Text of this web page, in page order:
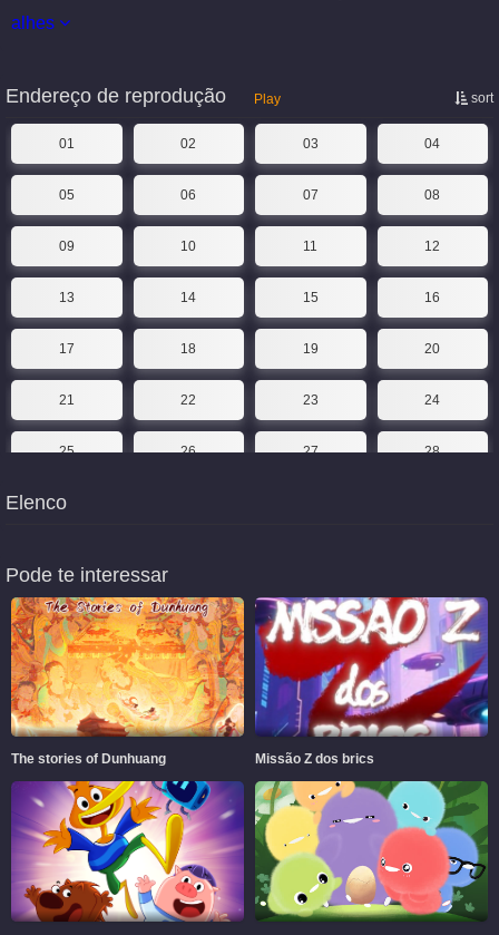
alhes
sort
Endereço de reprodução Play
01 02 03 04
05 06 07 08
09 10 11 12
13 14 15 16
17 18 19 20
21 22 23 24
25 26 27 28
29
37 38 39 40
41 42 44
45 46 47 48
49 51
Elenco
Pode te interessar
The stories of Dunhuang Missão Z dos brics